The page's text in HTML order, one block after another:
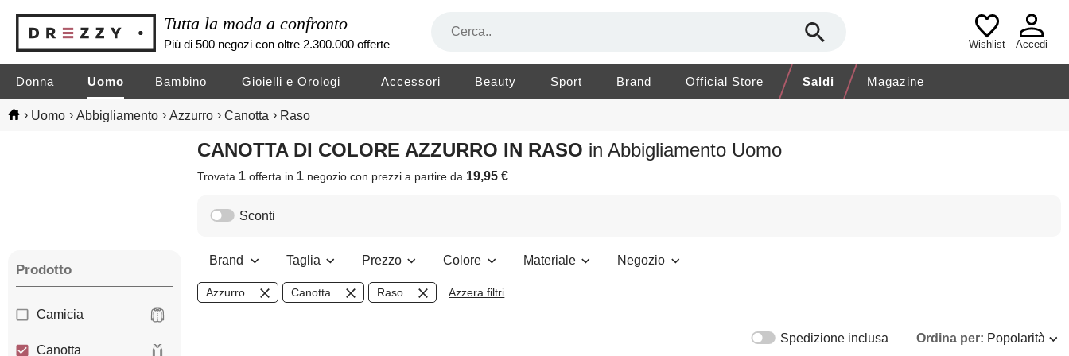
Tutta la moda a confronto
Più di 500 negozi con oltre 2.300.000 offerte Wishlist Accedi
Donna Uomo Bambino Gioielli e Orologi Accessori Beauty Sport Brand Official Store Saldi Magazine
› Uomo › Abbigliamento › Azzurro › Canotta › Raso
CANOTTA DI COLORE AZZURRO IN RASO in Abbigliamento Uomo
Trovata 1 offerta in 1 negoziocon prezzi a partire da 19,95 €
Prodotto
Camicia
Canotta
Sconti
Brand Taglia Prezzo Colore Materiale Negozio
Azzurro Canotta Raso Azzera filtri
Ordina per: Popolarità
Spedizione inclusa